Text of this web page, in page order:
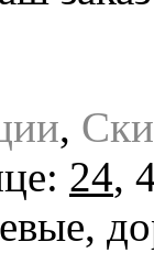
,
24,
,